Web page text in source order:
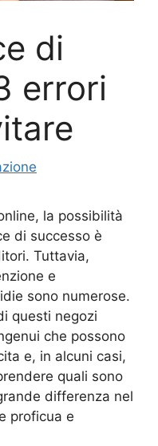
di
errori
la possibilità
di successo è
Tuttavia,
e
sono numerose.
questi negozi
che possono
e, in alcuni casi,
quali sono
differenza nel
proficua e